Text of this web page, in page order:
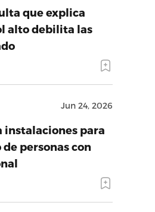
que explica
alto debilita las
Jun 24, 2026
instalaciones para
personas con